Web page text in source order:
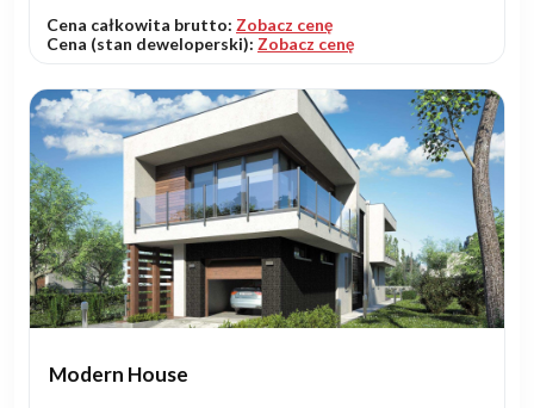
Cena całkowita brutto: Zobacz cenę
Cena (stan deweloperski): Zobacz cenę
Modern House